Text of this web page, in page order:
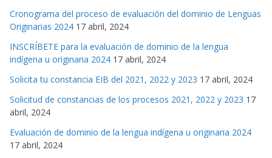
Cronograma del proceso de evaluación del dominio de Lenguas
Originarias 2024 17 abril, 2024
INSCRÍBETE para la evaluación de dominio de la lengua
indígena u originaria 2024 17 abril, 2024
Solicita tu constancia EIB del 2021, 2022 y 2023 17 abril, 2024
Solicitud de constancias de los procesos 2021, 2022 y 2023 17
abril, 2024
Evaluación de dominio de la lengua indígena u originaria 2024
17 abril, 2024